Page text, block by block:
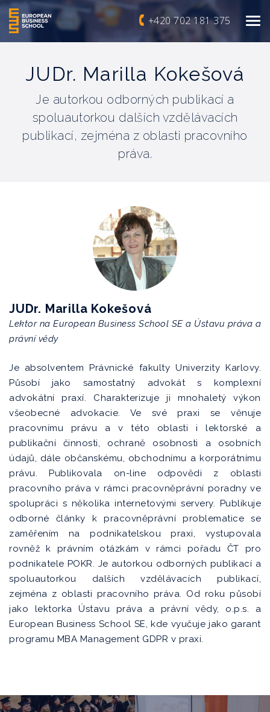
+420 702 181 375
JUDr. Marilla Kokešová
Je autorkou odborných publikací a
spoluautorkou dalších vzdělávacích
publikací, zejména z oblasti pracovního
práva.
JUDr. Marilla Kokešová
Lektor na European Business School SE a Ústavu práva a
právní vědy
Je absolventem Právnické fakulty Univerzity Karlovy.
Působí jako samostatný advokát s komplexní
advokátní praxí. Charakterizuje ji mnohaletý výkon
všeobecné advokacie. Ve své praxi se věnuje
pracovnímu právu a v této oblasti i lektorské a
publikační činnosti, ochraně osobnosti a osobních
údajů, dále občanskému, obchodnímu a korporátnímu
právu. Publikovala on-line odpovědi z oblasti
pracovního práva v rámci pracovněprávní poradny ve
spolupráci s několika internetovými servery. Publikuje
odborné články k pracovněprávní problematice se
zaměřením na podnikatelskou praxi, vystupovala
rovněž k právním otázkám v rámci pořadu ČT pro
podnikatele POKR. Je autorkou odborných publikací a
spoluautorkou dalších vzdělávacích publikací,
zejména z oblasti pracovního práva. Od roku působí
jako lektorka Ústavu práva a právní vědy, o.p.s. a
European Business School SE, kde vyučuje jako garant
programu MBA Management GDPR v praxi.